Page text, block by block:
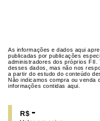
As informações e dados aqui
publicadas por publicações
administradores dos próprios FII.
desses dados, mas não nos
a partir do estudo do conteúdo
Não indicamos compra ou venda
informações contidas aqui.
R$ -